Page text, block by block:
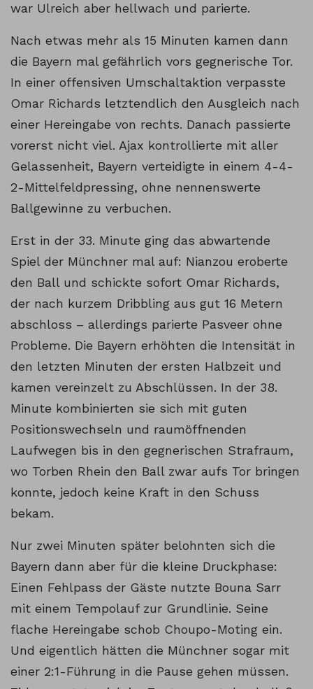
war Ulreich aber hellwach und parierte.
Nach etwas mehr als 15 Minuten kamen dann
die Bayern mal gefährlich vors gegnerische Tor.
In einer offensiven Umschaltaktion verpasste
Omar Richards letztendlich den Ausgleich nach
einer Hereingabe von rechts. Danach passierte
vorerst nicht viel. Ajax kontrollierte mit aller
Gelassenheit, Bayern verteidigte in einem 4-4-
2-Mittelfeldpressing, ohne nennenswerte
Ballgewinne zu verbuchen.
Erst in der 33. Minute ging das abwartende
Spiel der Münchner mal auf: Nianzou eroberte
den Ball und schickte sofort Omar Richards,
der nach kurzem Dribbling aus gut 16 Metern
abschloss – allerdings parierte Pasveer ohne
Probleme. Die Bayern erhöhten die Intensität in
den letzten Minuten der ersten Halbzeit und
kamen vereinzelt zu Abschlüssen. In der 38.
Minute kombinierten sie sich mit guten
Positionswechseln und raumöffnenden
Laufwegen bis in den gegnerischen Strafraum,
wo Torben Rhein den Ball zwar aufs Tor bringen
konnte, jedoch keine Kraft in den Schuss
bekam.
Nur zwei Minuten später belohnten sich die
Bayern dann aber für die kleine Druckphase:
Einen Fehlpass der Gäste nutzte Bouna Sarr
mit einem Tempolauf zur Grundlinie. Seine
flache Hereingabe schob Choupo-Moting ein.
Und eigentlich hätten die Münchner sogar mit
einer 2:1-Führung in die Pause gehen müssen.